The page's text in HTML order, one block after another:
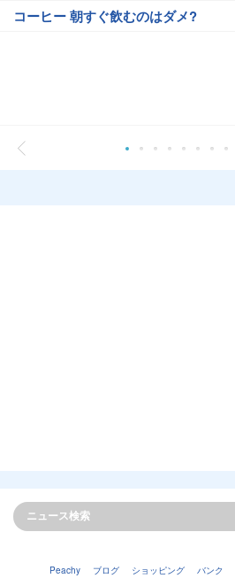
コーヒー 朝すぐ飲むのはダメ?
Peachy ブログ ショッピング バンク